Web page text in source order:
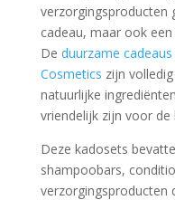
verzorgingsproducten
cadeau, maar ook
De duurzame
Cosmetics zijn
natuurlijke
vriendelijk zijn voor de
Deze kadosets
shampoobars,
verzorgingsproducten